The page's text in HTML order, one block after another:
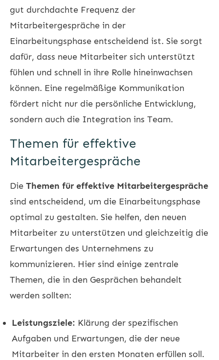
gut durchdachte Frequenz der
Mitarbeitergespräche in der
Einarbeitungsphase entscheidend ist. Sie sorgt
dafür, dass neue Mitarbeiter sich unterstützt
fühlen und schnell in ihre Rolle hineinwachsen
können. Eine regelmäßige Kommunikation
fördert nicht nur die persönliche Entwicklung,
sondern auch die Integration ins Team.
Themen für effektive
Mitarbeitergespräche
Die Themen für effektive Mitarbeitergespräche
sind entscheidend, um die Einarbeitungsphase
optimal zu gestalten. Sie helfen, den neuen
Mitarbeiter zu unterstützen und gleichzeitig die
Erwartungen des Unternehmens zu
kommunizieren. Hier sind einige zentrale
Themen, die in den Gesprächen behandelt
werden sollten:
Leistungsziele: Klärung der spezifischen
Aufgaben und Erwartungen, die der neue
Mitarbeiter in den ersten Monaten erfüllen soll.